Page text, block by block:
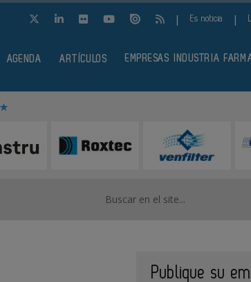
| Es noticia |
AGENDA ARTÍCULOS EMPRESAS INDUSTRIA
Publique su